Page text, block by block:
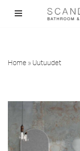
Home » Uutuudet